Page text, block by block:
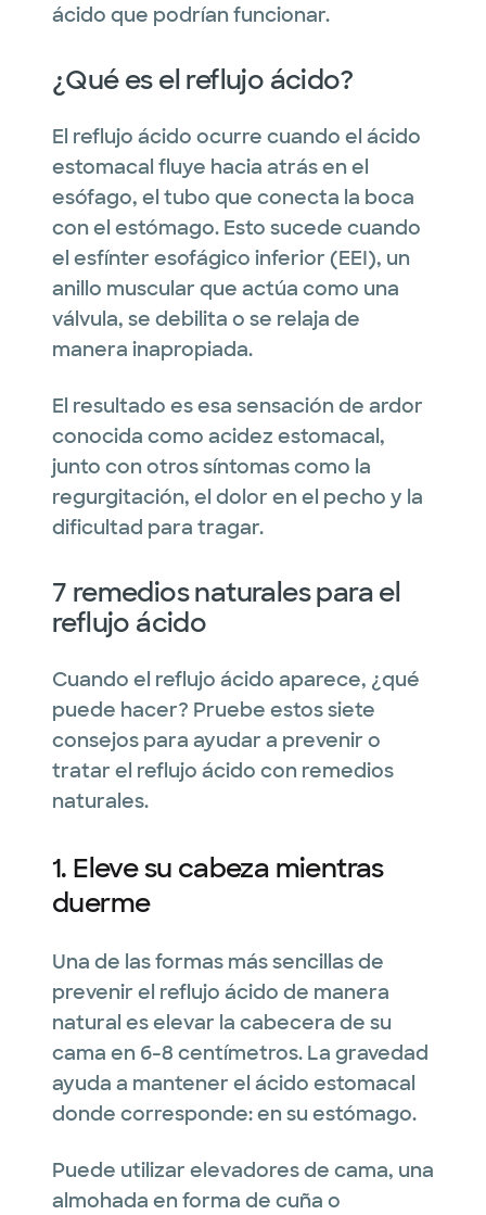
ácido que podrían funcionar.
¿Qué es el reflujo ácido?
El reflujo ácido ocurre cuando el ácido
estomacal fluye hacia atrás en el
esófago, el tubo que conecta la boca
con el estómago. Esto sucede cuando
el esfínter esofágico inferior (EEI), un
anillo muscular que actúa como una
válvula, se debilita o se relaja de
manera inapropiada.
El resultado es esa sensación de ardor
conocida como acidez estomacal,
junto con otros síntomas como la
regurgitación, el dolor en el pecho y la
dificultad para tragar.
7 remedios naturales para el
reflujo ácido
Cuando el reflujo ácido aparece, ¿qué
puede hacer? Pruebe estos siete
consejos para ayudar a prevenir o
tratar el reflujo ácido con remedios
naturales.
1. Eleve su cabeza mientras
duerme
Una de las formas más sencillas de
prevenir el reflujo ácido de manera
natural es elevar la cabecera de su
cama en 6-8 centímetros. La gravedad
ayuda a mantener el ácido estomacal
donde corresponde: en su estómago.
Puede utilizar elevadores de cama, una
almohada en forma de cuña o